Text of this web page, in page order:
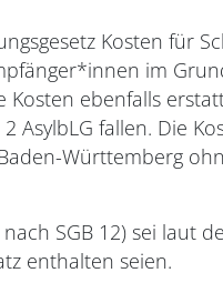
Kosten für
im
Kosten ebenfalls
AsylbLG fallen. Die
Württemberg
SGB 12) sei laut
enthalten seien.